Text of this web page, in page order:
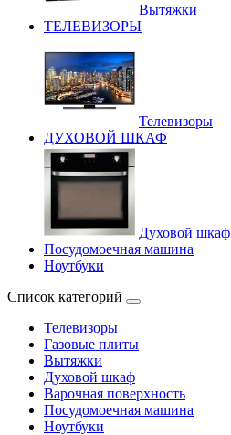
Вытяжки
ТЕЛЕВИЗОРЫ
Телевизоры
ДУХОВОЙ ШКАФ
Духовой шкаф
Посудомоечная машина
Ноутбуки
Список категорий
Телевизоры
Газовые плиты
Вытяжки
Духовой шкаф
Варочная поверхность
Посудомоечная машина
Ноутбуки